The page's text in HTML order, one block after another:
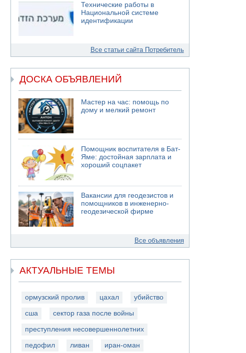
Технические работы в
Национальной системе
идентификации
Все статьи сайта Потребитель
ДОСКА ОБЪЯВЛЕНИЙ
Мастер на час: помощь по
дому и мелкий ремонт
Помощник воспитателя в Бат-
Яме: достойная зарплата и
хороший соцпакет
Вакансии для геодезистов и
помощников в инженерно-
геодезической фирме
Все объявления
АКТУАЛЬНЫЕ ТЕМЫ
ормузский пролив цахал убийство
сша сектор газа после войны
преступления несовершеннолетних
педофил ливан иран-оман